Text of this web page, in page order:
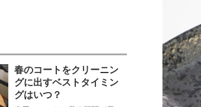
春のコートをクリーニン
グに出すベストタイミン
グはいつ？